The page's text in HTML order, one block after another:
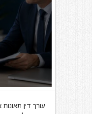
עורך דין